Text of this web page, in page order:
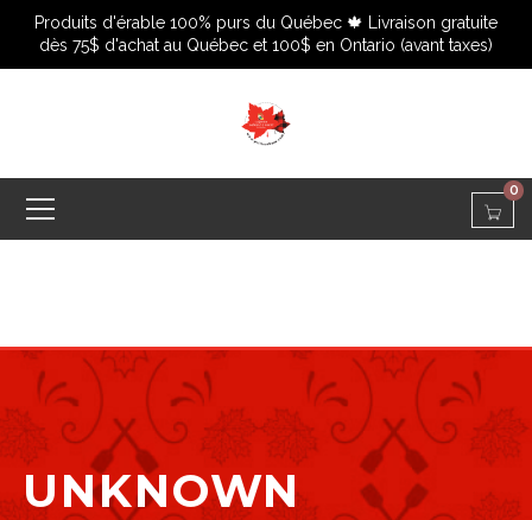
Produits d'érable 100% purs du Québec 🍁 Livraison gratuite
dès 75$ d'achat au Québec et 100$ en Ontario (avant taxes)
0
UNKNOWN